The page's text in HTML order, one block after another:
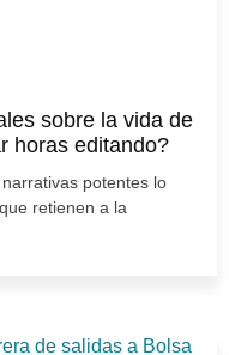
sobre la vida de
horas editando?
potentes lo
retienen a la